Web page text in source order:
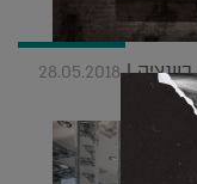
|
28.05.2018